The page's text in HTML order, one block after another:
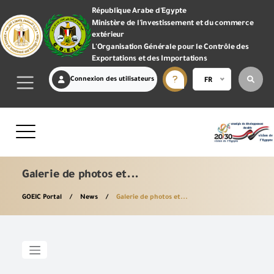
République Arabe d'Egypte
Ministère de l'investissement et du commerce
extérieur
L'Organisation Générale pour le Contrôle des
Exportations et des Importations
Connexion des utilisateurs FR
Galerie de photos et...
GOEIC Portal News Galerie de photos et...